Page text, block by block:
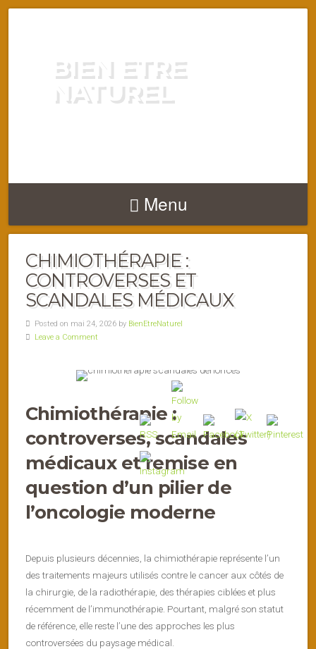
BIEN ETRE
NATUREL
Menu
CHIMIOTHÉRAPIE :
CONTROVERSES ET
SCANDALES MÉDICAUX
Posted on mai 24, 2026 by BienEtreNaturel
Leave a Comment
Chimiothérapie :
controverses, scandales
médicaux et remise en
question d’un pilier de
l’oncologie moderne
Depuis plusieurs décennies, la chimiothérapie représente l’un
des traitements majeurs utilisés contre le cancer aux côtés de
la chirurgie, de la radiothérapie, des thérapies ciblées et plus
récemment de l’immunothérapie. Pourtant, malgré son statut
de référence, elle reste l’une des approches les plus
controversées du paysage médical.